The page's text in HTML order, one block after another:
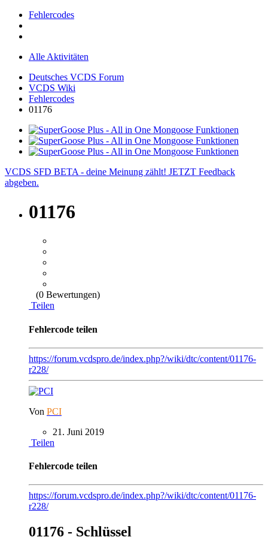
Fehlercodes
Alle Aktivitäten
Deutsches VCDS Forum
VCDS Wiki
Fehlercodes
01176
VCDS SFD BETA - deine Meinung zählt! JETZT Feedback
abgeben.
01176
(0 Bewertungen)
Teilen
Fehlercode teilen
https://forum.vcdspro.de/index.php?/wiki/dtc/content/01176-
r228/
Von PCI
21. Juni 2019
Teilen
Fehlercode teilen
https://forum.vcdspro.de/index.php?/wiki/dtc/content/01176-
r228/
01176 - Schlüssel